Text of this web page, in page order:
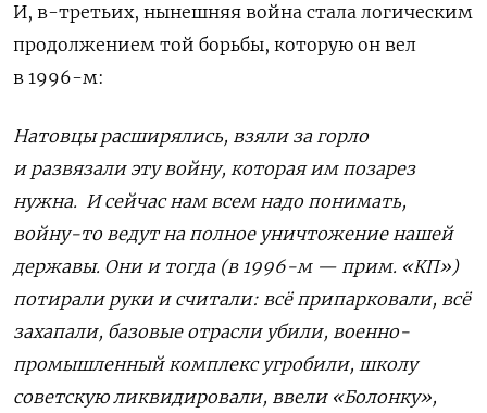
И, в-третьих, нынешняя война стала логическим
продолжением той борьбы, которую он вел
в 1996-м:
Натовцы расширялись, взяли за горло
и развязали эту войну, которая им позарез
нужна. И сейчас нам всем надо понимать,
войну-то ведут на полное уничтожение нашей
державы. Они и тогда (в 1996-м — прим. «КП»)
потирали руки и считали: всё припарковали, всё
захапали, базовые отрасли убили, военно-
промышленный комплекс угробили, школу
советскую ликвидировали, ввели «Болонку»,